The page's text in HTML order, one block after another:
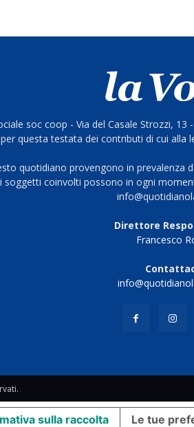
soc coop - Via del Casale Strozzi, 13
questa testata dei contributi di cui alla
quotidiano provengono in prevalenza
coinvolti possono in ogni
Direttore
Francesco
sulla raccolta Le tue